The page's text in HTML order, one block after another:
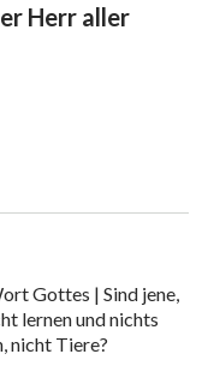
Herr aller
Gottes | Sind jene,
lernen und nichts
nicht Tiere?